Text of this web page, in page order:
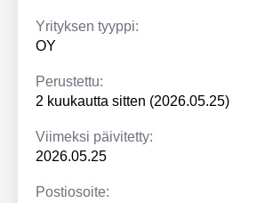
Yrityksen tyyppi:
OY
Perustettu:
2 kuukautta sitten (2026.05.25)
Viimeksi päivitetty:
2026.05.25
Postiosoite: